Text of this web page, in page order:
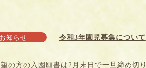
お知らせ 令和3年園児募集について
の方の入園願書は2月末日で一旦締め切